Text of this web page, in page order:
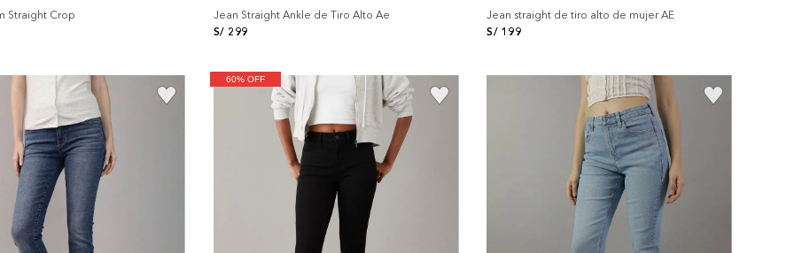
Straight Crop
Jean Straight Ankle de Tiro Alto Ae
S/ 299
Jean straight de tiro alto de mujer AE
S/ 199
60% OFF